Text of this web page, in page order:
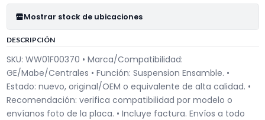
Mostrar stock de ubicaciones
DESCRIPCIÓN
SKU: WW01F00370 • Marca/Compatibilidad:
GE/Mabe/Centrales • Función: Suspension Ensamble. •
Estado: nuevo, original/OEM o equivalente de alta calidad. •
Recomendación: verifica compatibilidad por modelo o
envíanos foto de la placa. • Incluye factura. Envíos a todo